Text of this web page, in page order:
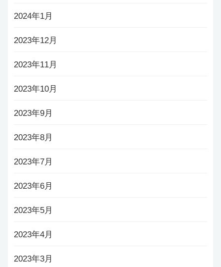
2024年1月
2023年12月
2023年11月
2023年10月
2023年9月
2023年8月
2023年7月
2023年6月
2023年5月
2023年4月
2023年3月